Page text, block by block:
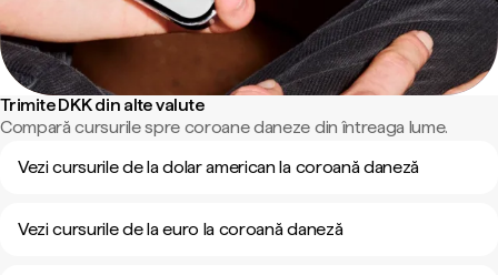
Trimite DKK din alte valute
Compară cursurile spre coroane daneze din întreaga lume.
Vezi cursurile de la dolar american la coroană daneză
Vezi cursurile de la euro la coroană daneză